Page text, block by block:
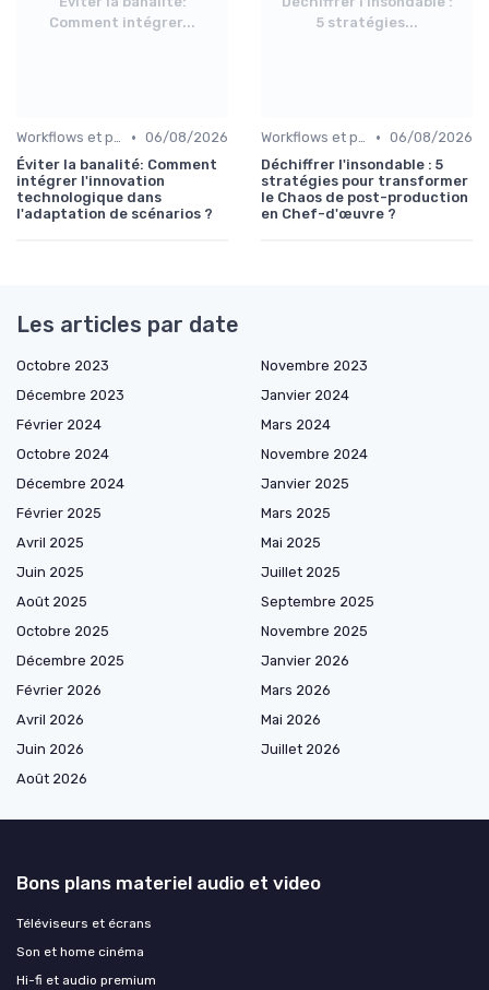
Comment intégrer...
Workflows et post-production • 06/08/2026
Éviter la banalité: Comment
intégrer l'innovation
technologique dans
l'adaptation de scénarios ?
5 stratégies...
Workflows et post-production • 06/08/2026
Déchiffrer l'insondable : 5
stratégies pour transformer
le Chaos de post-production
en Chef-d'œuvre ?
Les articles par date
Octobre 2023
Novembre 2023
Décembre 2023
Janvier 2024
Février 2024
Mars 2024
Octobre 2024
Novembre 2024
Décembre 2024
Janvier 2025
Février 2025
Mars 2025
Avril 2025
Mai 2025
Juin 2025
Juillet 2025
Août 2025
Septembre 2025
Octobre 2025
Novembre 2025
Décembre 2025
Janvier 2026
Février 2026
Mars 2026
Avril 2026
Mai 2026
Juin 2026
Juillet 2026
Août 2026
Bons plans materiel audio et video
Téléviseurs et écrans
Son et home cinéma
Hi-fi et audio premium